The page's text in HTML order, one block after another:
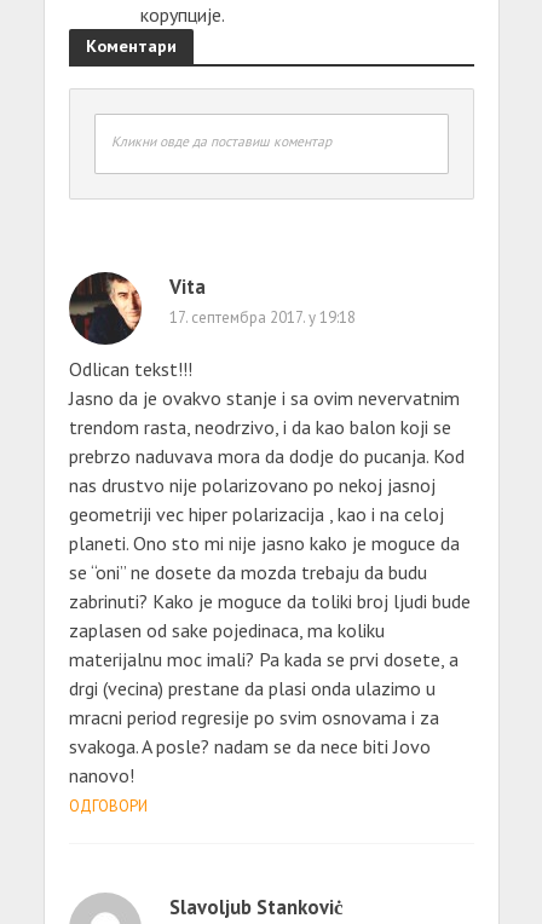
корупције.
Коментари
Кликни овде да поставиш коментар
Vita
17. септембра 2017. у 19:18
Odlican tekst!!!
Jasno da je ovakvo stanje i sa ovim nevervatnim
trendom rasta, neodrzivo, i da kao balon koji se
prebrzo naduvava mora da dodje do pucanja. Kod
nas drustvo nije polarizovano po nekoj jasnoj
geometriji vec hiper polarizacija , kao i na celoj
planeti. Ono sto mi nije jasno kako je moguce da
se “oni” ne dosete da mozda trebaju da budu
zabrinuti? Kako je moguce da toliki broj ljudi bude
zaplasen od sake pojedinaca, ma koliku
materijalnu moc imali? Pa kada se prvi dosete, a
drgi (vecina) prestane da plasi onda ulazimo u
mracni period regresije po svim osnovama i za
svakoga. A posle? nadam se da nece biti Jovo
nanovo!
ОДГОВОРИ
Slavoljub Stankoviċ